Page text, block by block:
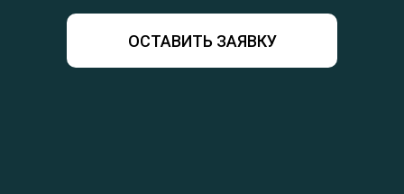
ОСТАВИТЬ ЗАЯВКУ